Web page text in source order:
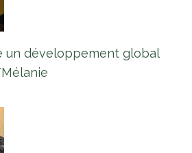
un développement global